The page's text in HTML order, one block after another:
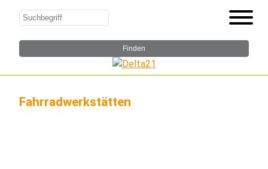
Fahrradwerkstätten